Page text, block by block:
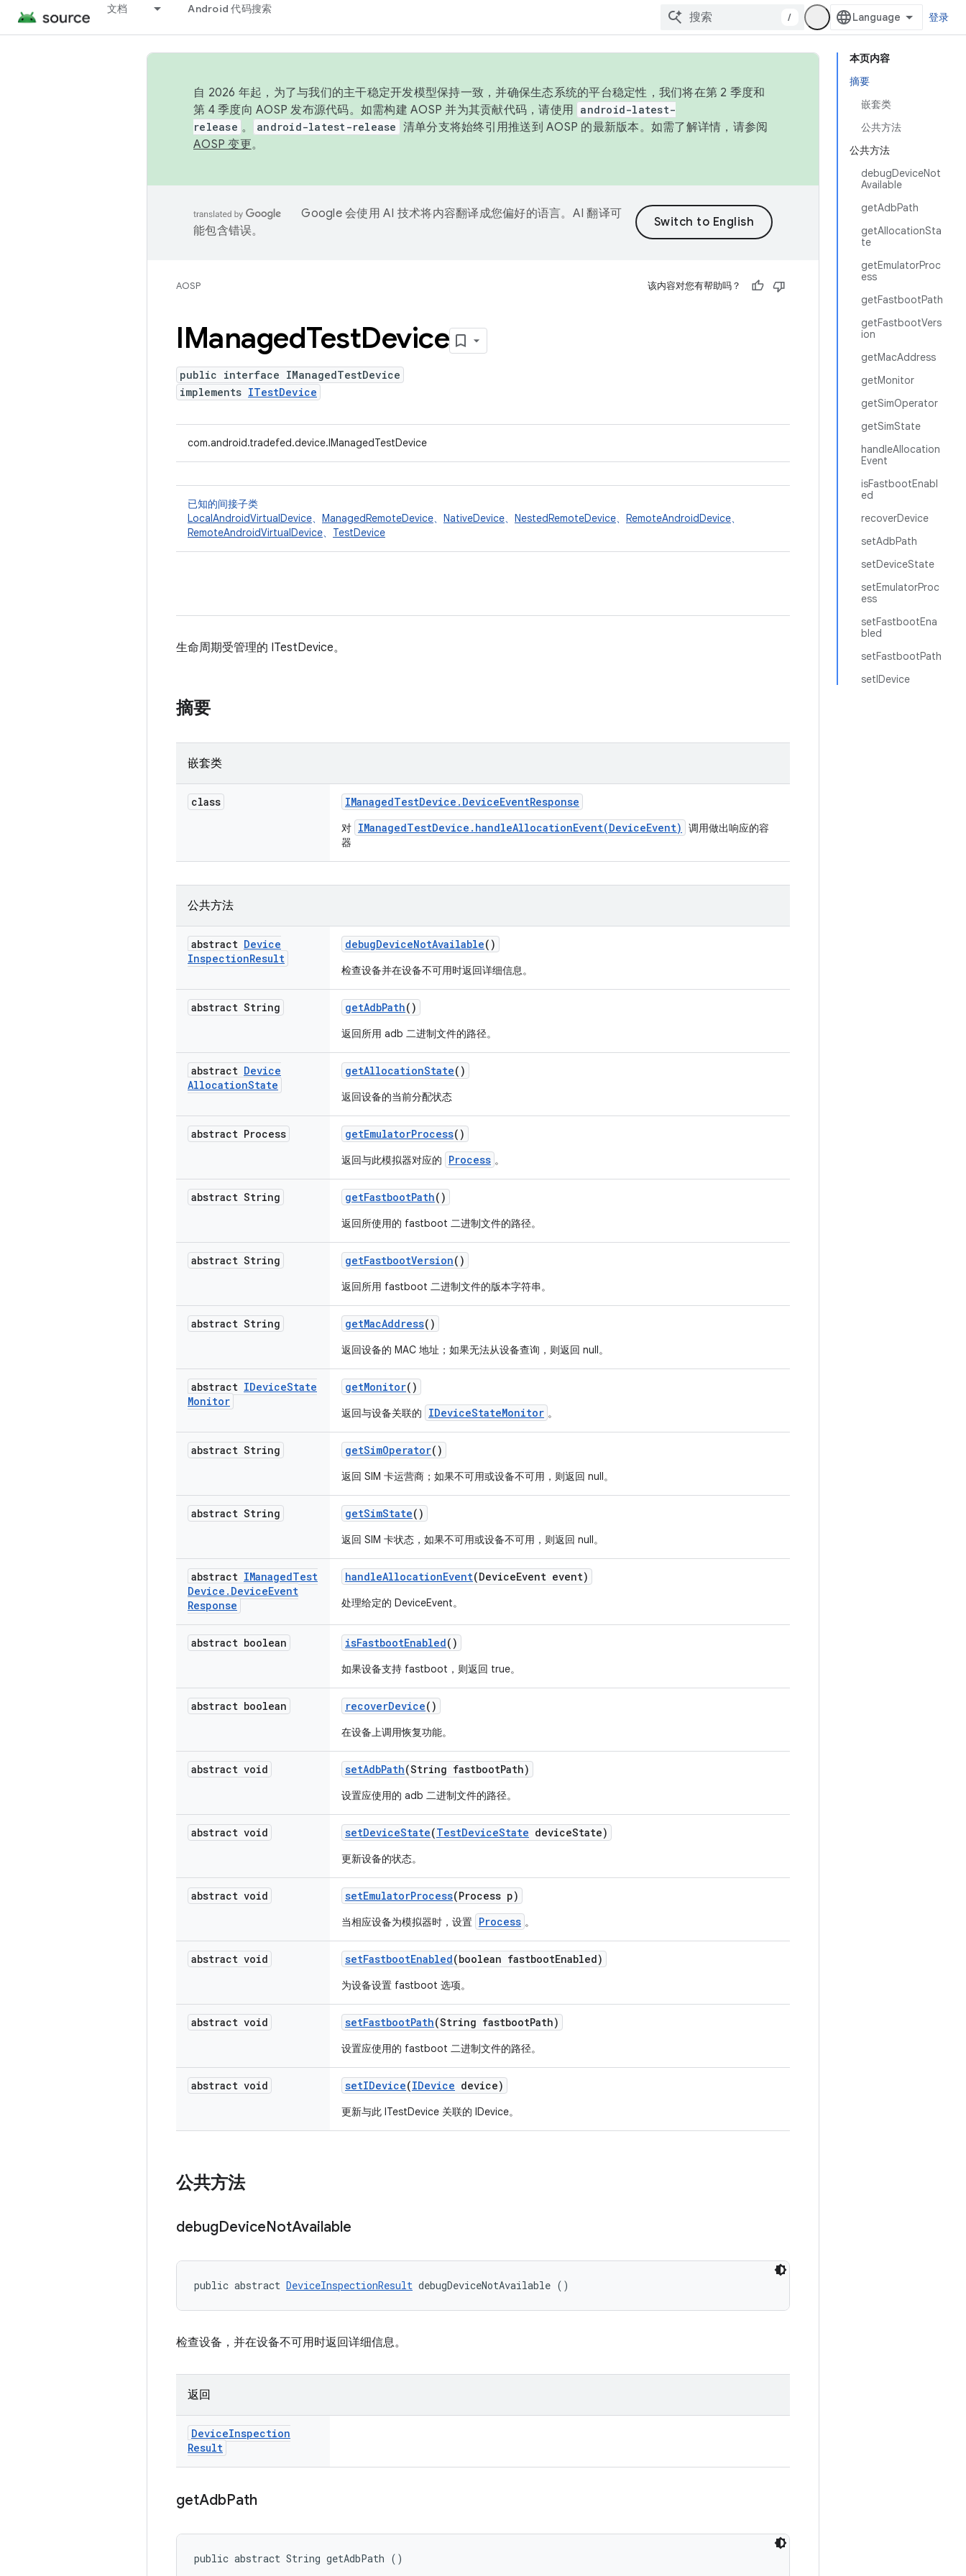
文档 Android 代码搜索
/ 登录
本页内容
摘要
嵌套类
公共方法
公共方法
debugDeviceNot
Available
getAdbPath
getAllocationSta
te
getEmulatorProc
ess
getFastbootPath
getFastbootVers
ion
getMacAddress
getMonitor
getSimOperator
getSimState
handleAllocation
Event
isFastbootEnabl
ed
recoverDevice
setAdbPath
setDeviceState
setEmulatorProc
ess
setFastbootEna
bled
setFastbootPath
setIDevice
自 2026 年起，为了与我们的主干稳定开发模型保持一致，并确保生态系统的平台稳定性，我们将在第 2 季度和
第 4 季度向 AOSP 发布源代码。如需构建 AOSP 并为其贡献代码，请使用 android-latest-
release 。 android-latest-release 清单分支将始终引用推送到 AOSP 的最新版本。如需了解详情，请参阅
AOSP 变更。
Google 会使用 AI 技术将内容翻译成您偏好的语言。AI 翻译可
能包含错误。
AOSP 该内容对您有帮助吗？
IManagedTestDevice
public interface IManagedTestDevice
implements ITestDevice
com.android.tradefed.device.IManagedTestDevice
已知的间接子类
LocalAndroidVirtualDevice、 ManagedRemoteDevice、 NativeDevice、 NestedRemoteDevice、 RemoteAndroidDevice、
RemoteAndroidVirtualDevice、 TestDevice
生命周期受管理的 ITestDevice。
摘要
嵌套类
class IManagedTestDevice . DeviceEventResponse
对 IManagedTestDevice.handleAllocationEvent(DeviceEvent)
调用做出响应的容
器
公共方法
abstract Device
InspectionResult
debugDeviceNotAvailable()
检查设备并在设备不可用时返回详细信息。
abstract String getAdbPath()
返回所用 adb 二进制文件的路径。
abstract Device
AllocationState
getAllocationState()
返回设备的当前分配状态
abstract Process getEmulatorProcess()
返回与此模拟器对应的 Process 。
abstract String getFastbootPath()
返回所使用的 fastboot 二进制文件的路径。
abstract String getFastbootVersion()
返回所用 fastboot 二进制文件的版本字符串。
abstract String getMacAddress()
返回设备的 MAC 地址；如果无法从设备查询，则返回 null。
abstract IDeviceState
Monitor
getMonitor()
返回与设备关联的 IDeviceStateMonitor 。
abstract String getSimOperator()
返回 SIM 卡运营商；如果不可用或设备不可用，则返回 null。
abstract String getSimState()
返回 SIM 卡状态，如果不可用或设备不可用，则返回 null。
abstract IManagedTest
Device . DeviceEvent
Response
handleAllocationEvent(DeviceEvent event)
处理给定的 DeviceEvent。
abstract boolean isFastbootEnabled()
如果设备支持 fastboot，则返回 true。
abstract boolean recoverDevice()
在设备上调用恢复功能。
abstract void setAdbPath(String fastbootPath)
设置应使用的 adb 二进制文件的路径。
abstract void setDeviceState(TestDeviceState deviceState)
更新设备的状态。
abstract void setEmulatorProcess(Process p)
当相应设备为模拟器时，设置 Process 。
abstract void setFastbootEnabled(boolean fastbootEnabled)
为设备设置 fastboot 选项。
abstract void setFastbootPath(String fastbootPath)
设置应使用的 fastboot 二进制文件的路径。
abstract void setIDevice(IDevice device)
更新与此 ITestDevice 关联的 IDevice。
公共方法
debugDeviceNotAvailable
public abstract DeviceInspectionResult debugDeviceNotAvailable ()
检查设备，并在设备不可用时返回详细信息。
返回
DeviceInspection
Result
getAdbPath
public abstract String getAdbPath ()